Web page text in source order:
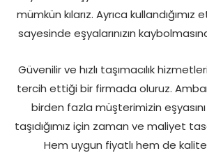
mümkün kılarız. Ayrıca
sayesinde eşyalarınızın
Güvenilir ve hızlı taşımacılık
tercih ettiği bir firmada oluruz.
birden fazla müşterimizin
taşıdığımız için zaman ve maliyet
Hem uygun fiyatlı hem de